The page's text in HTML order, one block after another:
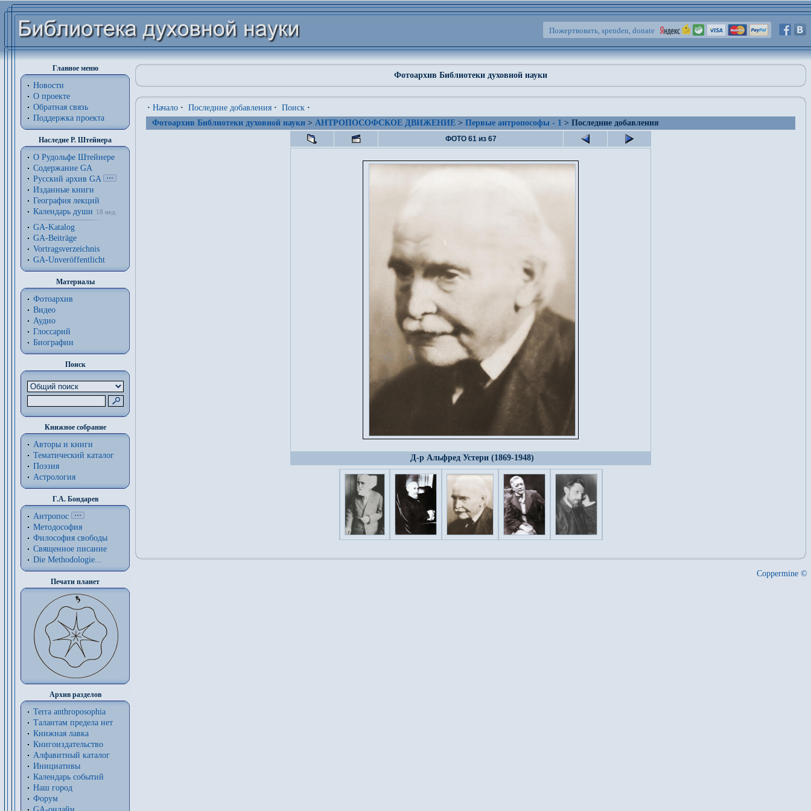
Пожертвовать, spenden, donate
Главное меню
Новости
О проекте
Обратная связь
Поддержка проекта
Наследие Р. Штейнера
О Рудольфе Штейнере
Содержание GA
Русский архив GA
Изданные книги
География лекций
Календарь души
18 нед.
GA-Katalog
GA-Beiträge
Vortragsverzeichnis
GA-Unveröffentlicht
Материалы
Фотоархив
Видео
Аудио
Глоссарий
Биографии
Поиск
Книжное собрание
Авторы и книги
Тематический каталог
Поэзия
Астрология
Г.А. Бондарев
Антропос
Методософия
Философия cвободы
Священное писание
Die Methodologie...
Печати планет
Архив разделов
Terra anthroposophia
Талантам предела нет
Книжная лавка
Книгоиздательство
Алфавитный каталог
Инициативы
Календарь событий
Наш город
Форум
Фотоархив Библиотеки духовной науки
· Начало · Последние добавления · Поиск ·
Фотоархив Библиотеки духовной науки > АНТРОПОСОФСКОЕ ДВИЖЕНИЕ > Первые антропософы - 1 > Последние добавления
ФОТО 61 из 67
Д-р Альфред Устери (1869-1948)
Coppermine ©